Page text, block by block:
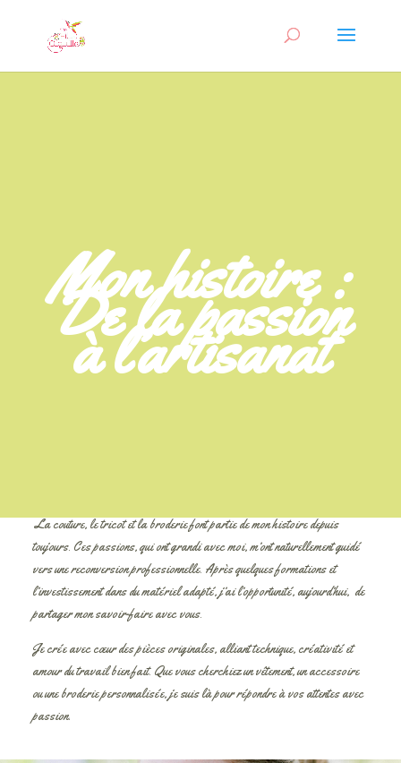
Mon histoire :
De la passion
à l’artisanat
La couture, le tricot et la broderie font partie de mon histoire depuis
toujours. Ces passions, qui ont grandi avec moi, m’ont naturellement guidé
vers une reconversion professionnelle. Après quelques formations et
l’investissement dans du matériel adapté, j’ai l’opportunité, aujourd’hui, de
partager mon savoir-faire avec vous.
Je crée avec cœur des pièces originales, alliant technique, créativité et
amour du travail bien fait. Que vous cherchiez un vêtement, un accessoire
ou une broderie personnalisée, je suis là pour répondre à vos attentes avec
passion.